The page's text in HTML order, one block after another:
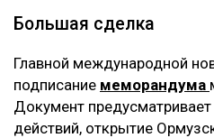
Большая сделка
Главной международной
подписание меморандума
Документ
действий, открытие